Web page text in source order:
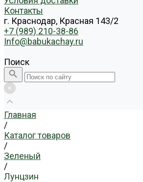
Контакты
г. Краснодар, Красная 143/2
+7 (989) 210-38-86
Info@babukachay.ru
Поиск
Главная
/
Каталог товаров
/
Зеленый
/
Лунцзин